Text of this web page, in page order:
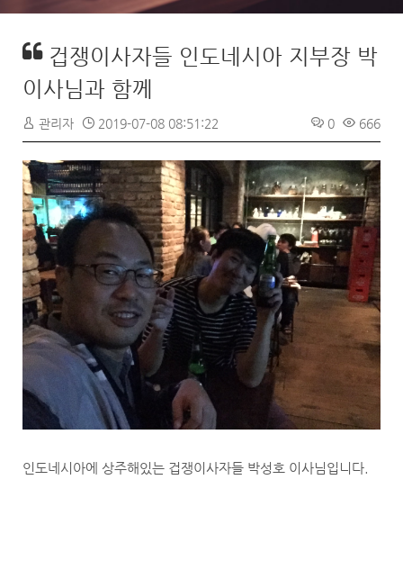
겁쟁이사자들 인도네시아 지부장 박
이사님과 함께
관리자 2019-07-08 08:51:22 0 666
인도네시아에 상주해있는 겁쟁이사자들 박성호 이사님입니다.